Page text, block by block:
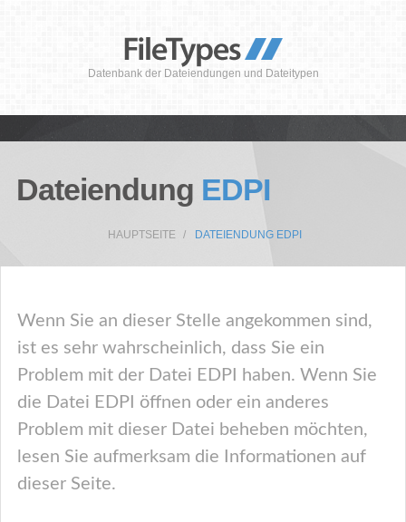
Datenbank der Dateiendungen und Dateitypen
Dateiendung EDPI
HAUPTSEITE DATEIENDUNG EDPI
Wenn Sie an dieser Stelle angekommen sind,
ist es sehr wahrscheinlich, dass Sie ein
Problem mit der Datei EDPI haben. Wenn Sie
die Datei EDPI öffnen oder ein anderes
Problem mit dieser Datei beheben möchten,
lesen Sie aufmerksam die Informationen auf
dieser Seite.